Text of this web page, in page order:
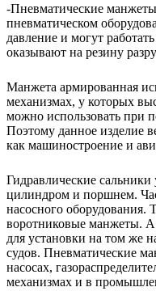
-Пневматические
пневматическом
давление и могут
оказывают на резину
Манжета армированная
механизмах, у которых
можно использовать при
Поэтому данное изделие
как машиностроение и
Гидравлические
цилиндром и поршнем.
насосного
воротниковые манжеты.
для установки на том же
судов. Пневматические
насосах,
механизмах и в